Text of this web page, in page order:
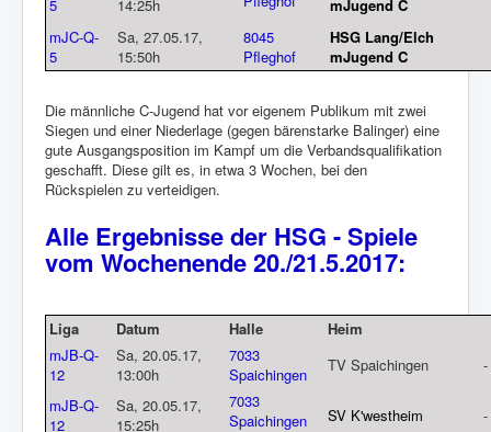
5
14:25h
mJugend C
mJC-Q-
5
Sa, 27.05.17,
15:50h
8045
Pfleghof
HSG Lang/Elch
mJugend C
Die männliche C-Jugend hat vor eigenem Publikum mit zwei
Siegen und einer Niederlage (gegen bärenstarke Balinger) eine
gute Ausgangsposition im Kampf um die Verbandsqualifikation
geschafft. Diese gilt es, in etwa 3 Wochen, bei den
Rückspielen zu verteidigen.
Alle Ergebnisse der HSG - Spiele
vom Wochenende 20./21.5.2017:
Liga Datum Halle
Heim
mJB-Q-
12
Sa, 20.05.17,
13:00h
7033
Spaichingen
TV Spaichingen
-
mJB-Q-
12
Sa, 20.05.17,
15:25h
7033
Spaichingen
SV K'westheim
-